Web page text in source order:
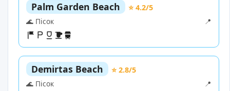
Palm Garden Beach
⭐ 4.2/5
🌊 Пісок
📍
Demirtas Beach
⭐ 2.8/5
🌊 Пісок
📍